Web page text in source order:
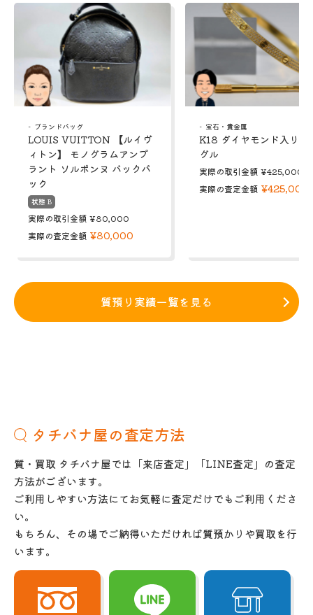
ブランドバッグ
LOUIS VUITTON 【ルイヴ
ィトン】 モノグラムアンプ
ラント ソルボンヌ バックパ
ック
状態 B
実際の取引金額 ¥80,000
実際の査定金額 ¥80,000
宝石・貴金属
K18 ダイヤモンド入り
グル
実際の取引金額 ¥425,000
実際の査定金額 ¥425,000
質預り実績一覧を見る
タチバナ屋の査定方法
質・買取 タチバナ屋では「来店査定」「LINE査定」の査定
方法がございます。
ご利用しやすい方法にてお気軽に査定だけでもご利用くださ
い。
もちろん、その場でご納得いただければ質預かりや買取を行
います。